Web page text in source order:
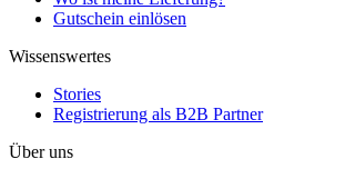
Gutschein einlösen
Wissenswertes
Stories
Registrierung als B2B Partner
Über uns